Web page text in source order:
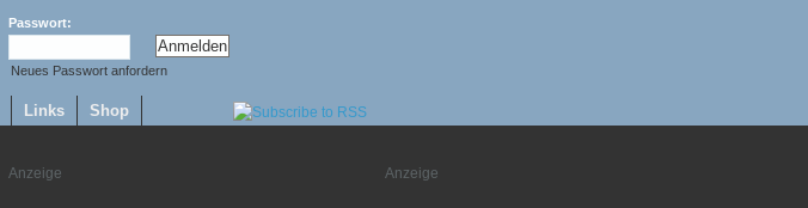
Passwort:
Neues Passwort anfordern
Links Shop